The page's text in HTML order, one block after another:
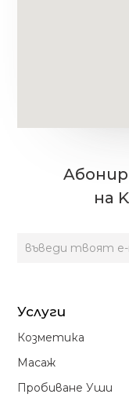
на
Услуги
Козметика
Масаж
Пробиване Уши